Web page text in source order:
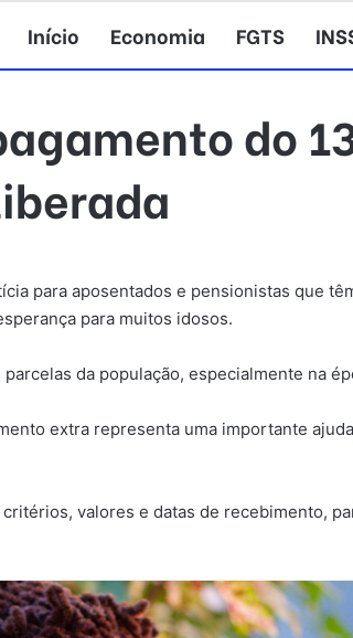
Início Economia FGTS
do
para aposentados e pensionistas que
para muitos idosos.
da população, especialmente na
extra representa uma importante
valores e datas de recebimento,